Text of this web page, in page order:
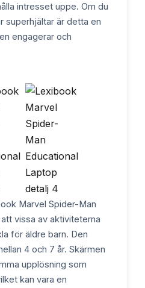
intresset uppe. Om du
superhjältar är detta en
engagerar och
Marvel Spider-Man
vissa av aktiviteterna
för äldre barn. Den
4 och 7 år. Skärmen
upplösning som
kan vara en